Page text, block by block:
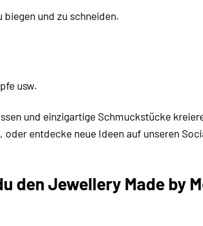
und zu schneiden.
usw.
und einzigartige Schmuckstücke
entdecke neue Ideen auf unseren
Jewellery Made by